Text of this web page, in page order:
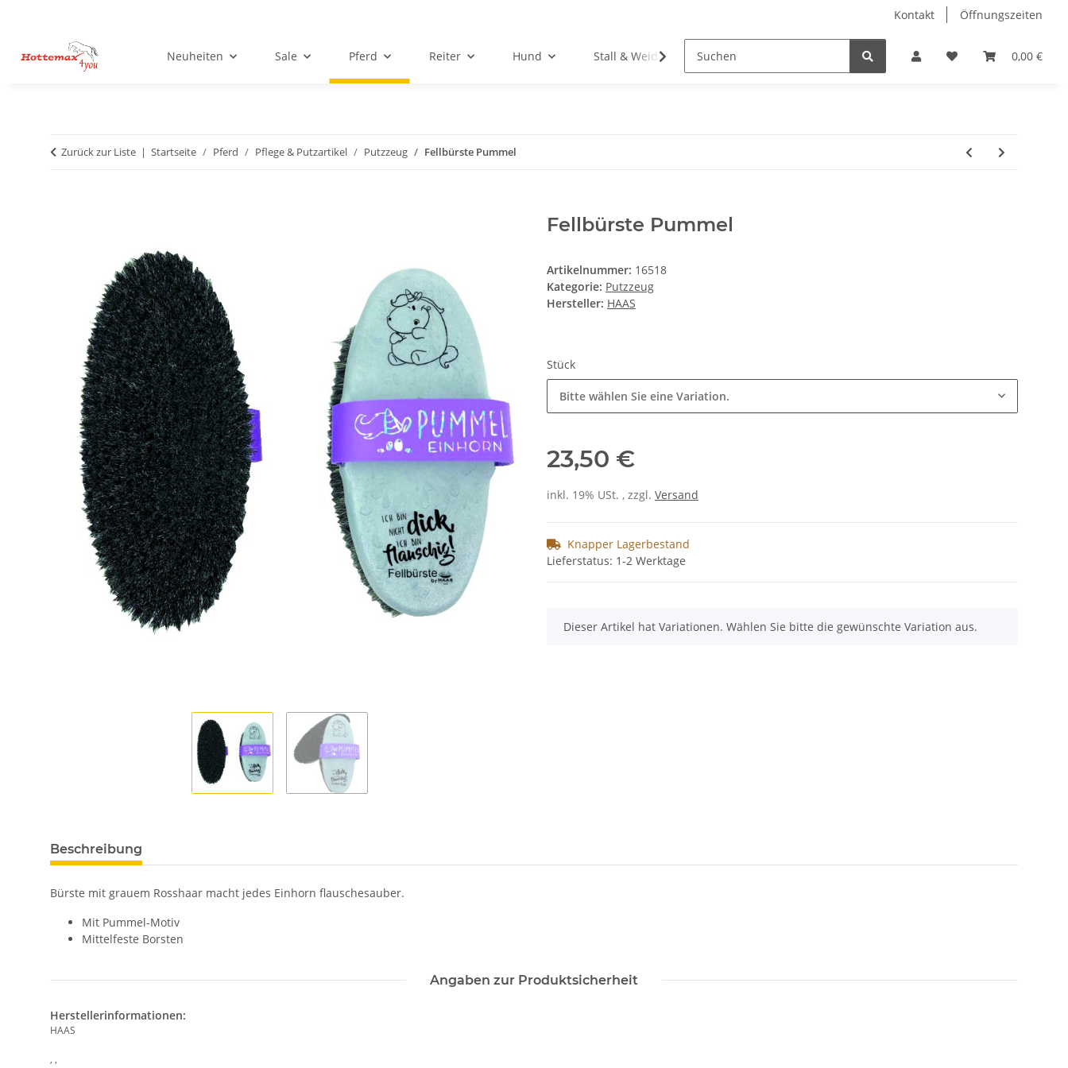
Kontakt Öffnungszeiten
0,00 €
Neuheiten Sale Pferd Reiter Hund Stall & Weide Hobby Horse Dienstleistungen Geschenkartikel &
Zurück zur Liste Startseite Pferd Pflege & Putzartikel Putzzeug Fellbürste Pummel
Fellbürste Pummel
Artikelnummer: 16518
Kategorie: Putzzeug
Hersteller: HAAS
Stück
Bitte wählen Sie eine Variation.
23,50 €
inkl. 19% USt. , zzgl. Versand
Knapper Lagerbestand
Lieferstatus: 1-2 Werktage
x
Dieser Artikel hat Variationen. Wählen Sie bitte die gewünschte Variation aus.
Beschreibung
Bürste mit grauem Rosshaar macht jedes Einhorn flauschesauber.
Mit Pummel-Motiv
Mittelfeste Borsten
Angaben zur Produktsicherheit
Herstellerinformationen:
HAAS
, ,